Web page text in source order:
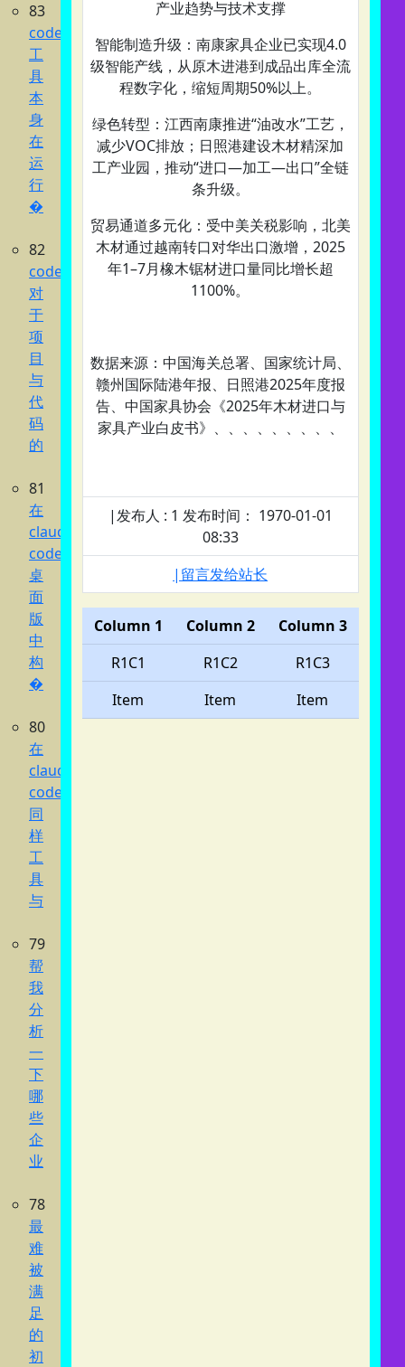
83
codex
工
具
本
身
在
运
行
�
82
codex
对
于
项
目
与
代
码
的
81
在
claude
code
桌
面
版
中
构
�
80
在
claude
code
同
样
工
具
与
79
帮
我
分
析
一
下
哪
些
企
业
78
最
难
被
满
足
的
初
产业趋势与技术支撑‌
智能制造升级‌：南康家具企业已实现4.0
级智能产线，从原木进港到成品出库全流
程数字化，缩短周期50%以上。
绿色转型‌：江西南康推进“油改水”工艺，
减少VOC排放；日照港建设木材精深加
工产业园，推动“进口—加工—出口”全链
条升级。
贸易通道多元化‌：受中美关税影响，北美
木材通过越南转口对华出口激增，2025
年1–7月橡木锯材进口量同比增长超
1100%。
数据来源：中国海关总署、国家统计局、
赣州国际陆港年报、日照港2025年度报
告、中国家具协会《2025年木材进口与
家具产业白皮书》、、、、、、、、、
|发布人 : 1 发布时间： 1970-01-01
08:33
|留言发给站长
Column 1 Column 2
Column 3
R1C1
R1C2
R1C3
Item
Item Item